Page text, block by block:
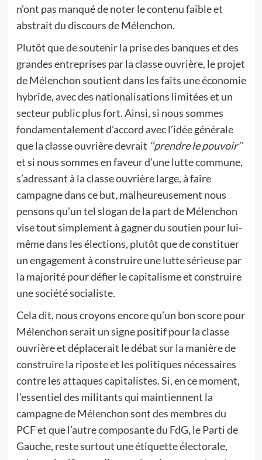
n’ont pas manqué de noter le contenu faible et
abstrait du discours de Mélenchon.
Plutôt que de soutenir la prise des banques et des
grandes entreprises par la classe ouvrière, le projet
de Mélenchon soutient dans les faits une économie
hybride, avec des nationalisations limitées et un
secteur public plus fort. Ainsi, si nous sommes
fondamentalement d’accord avec l’idée générale
que la classe ouvrière devrait ‘‘prendre le pouvoir’’
et si nous sommes en faveur d’une lutte commune,
s’adressant à la classe ouvrière large, à faire
campagne dans ce but, malheureusement nous
pensons qu’un tel slogan de la part de Mélenchon
vise tout simplement à gagner du soutien pour lui-
même dans les élections, plutôt que de constituer
un engagement à construire une lutte sérieuse par
la majorité pour défier le capitalisme et construire
une société socialiste.
Cela dit, nous croyons encore qu’un bon score pour
Mélenchon serait un signe positif pour la classe
ouvrière et déplacerait le débat sur la manière de
construire la riposte et les politiques nécessaires
contre les attaques capitalistes. Si, en ce moment,
l’essentiel des militants qui maintiennent la
campagne de Mélenchon sont des membres du
PCF et que l’autre composante du FdG, le Parti de
Gauche, reste surtout une étiquette électorale,